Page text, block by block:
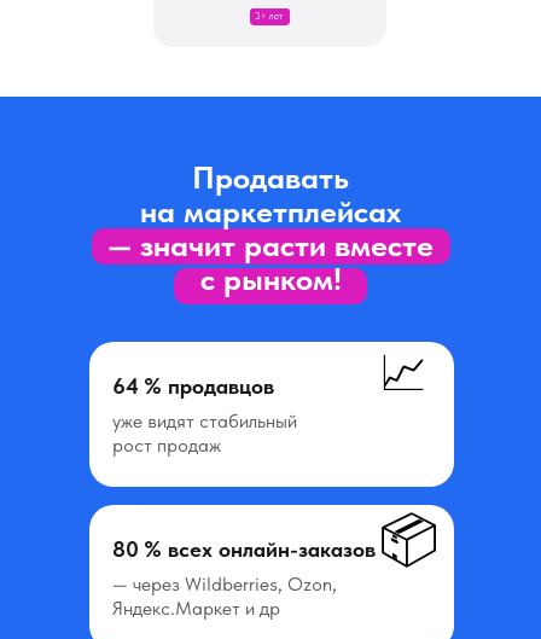
— через Wildberries, Ozon,
Яндекс.Маркет и др
80 % всех онлайн-заказов 📦
уже видят стабильный
рост продаж
64 % продавцов 📈
Продавать
на маркетплейсах
— значит расти вместе
с рынком!